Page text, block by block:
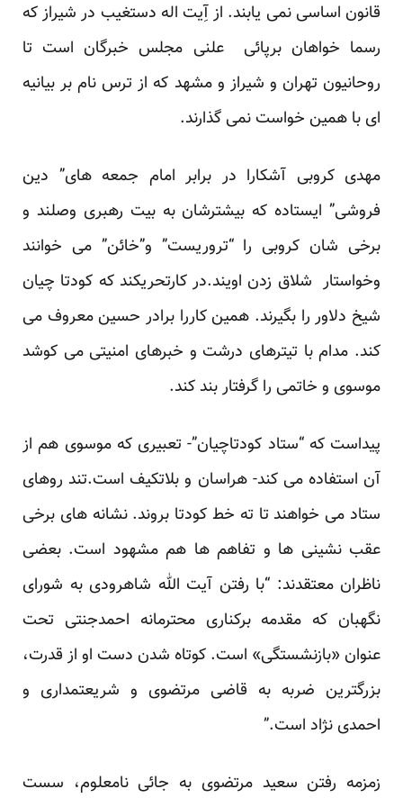
قانون اساسی نمی یابند. از آِیت اله دستغیب در شیراز که
رسما خواهان برپائی علنی مجلس خبرگان است تا
روحانیون تهران و شیراز و مشهد که از ترس نام بر بیانیه
ای با همین خواست نمی گذارند.
مهدی کروبی آشکارا در برابر امام جمعه های” دین
فروشی” ایستاده که بیشترشان به بیت رهبری وصلند و
برخی شان کروبی را “تروریست” و”خائن” می خوانند
وخواستار شلاق زدن اویند.در کارتحریکند که کودتا چیان
شیخ دلاور را بگیرند. همین کاررا برادر حسین معروف می
کند. مدام با تیترهای درشت و خبرهای امنیتی می کوشد
موسوی و خاتمی را گرفتار بند کند.
پیداست که “ستاد کودتاچیان”- تعبیری که موسوی هم از
آن استفاده می کند- هراسان و بلاتکیف است.تند روهای
ستاد می خواهند تا ته خط کودتا بروند. نشانه های برخی
عقب نشینی ها و تفاهم ها هم مشهود است. بعضی
ناظران معتقدند: “با رفتن آیت الله شاهرودی به شورای
نگهبان که مقدمه برکناری محترمانه احمدجنتی تحت
عنوان «بازنشستگی» است. کوتاه شدن دست او از قدرت،
بزرگترین ضربه به قاضی مرتضوی و شریعتمداری و
احمدی نژاد است.”
زمزمه رفتن سعید مرتضوی به جائی نامعلوم، سست